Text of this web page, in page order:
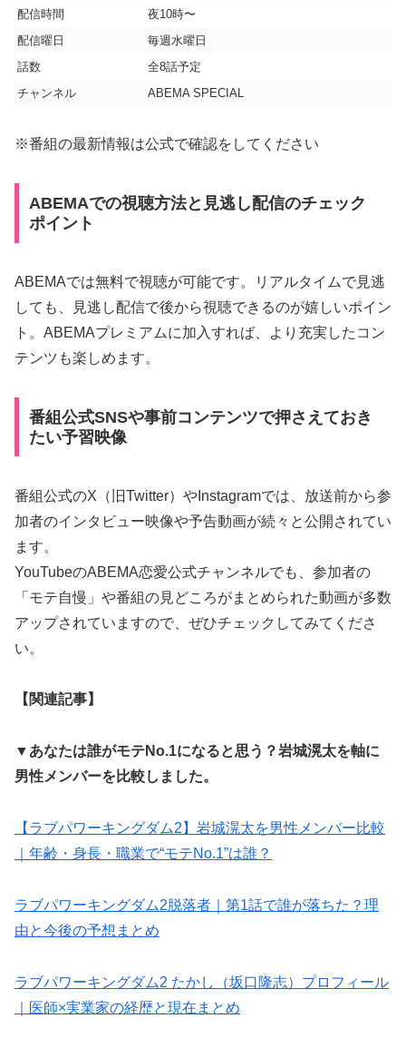
配信時間
夜10時〜
配信曜日
毎週水曜日
話数
全8話予定
チャンネル
ABEMA SPECIAL
※番組の最新情報は公式で確認をしてください
ABEMAでの視聴方法と見逃し配信のチェック
ポイント
ABEMAでは無料で視聴が可能です。リアルタイムで見逃
しても、見逃し配信で後から視聴できるのが嬉しいポイン
ト。ABEMAプレミアムに加入すれば、より充実したコン
テンツも楽しめます。
番組公式SNSや事前コンテンツで押さえておき
たい予習映像
番組公式のX（旧Twitter）やInstagramでは、放送前から参
加者のインタビュー映像や予告動画が続々と公開されてい
ます。
YouTubeのABEMA恋愛公式チャンネルでも、参加者の
「モテ自慢」や番組の見どころがまとめられた動画が多数
アップされていますので、ぜひチェックしてみてくださ
い。
【関連記事】
▼ あなたは誰がモテNo.1になると思う？岩城滉太を軸に
男性メンバーを比較しました。
【ラブパワーキングダム2】岩城滉太を男性メンバー比較
｜年齢・身長・職業で“モテNo.1”は誰？
ラブパワーキングダム2脱落者｜第1話で誰が落ちた？理
由と今後の予想まとめ
ラブパワーキングダム2 たかし（坂口隆志）プロフィール
｜医師×実業家の経歴と現在まとめ